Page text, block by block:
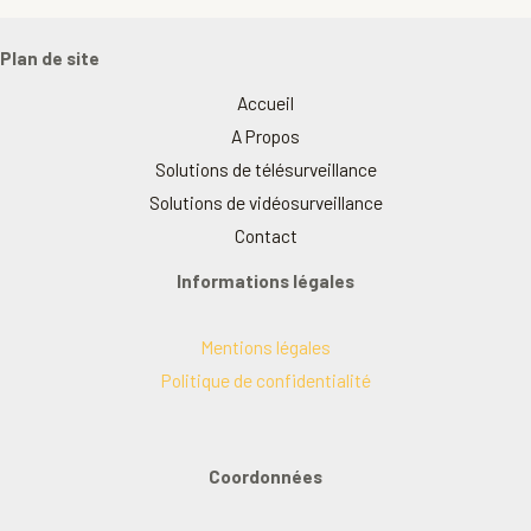
Plan de site
Accueil
A Propos
Solutions de télésurveillance
Solutions de vidéosurveillance
Contact
Informations légales
Mentions légales
Politique de confidentialité
Coordonnées